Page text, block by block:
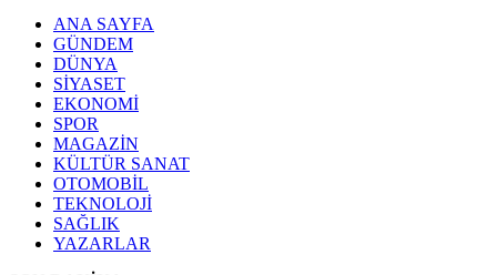
ANA SAYFA
GÜNDEM
DÜNYA
SİYASET
EKONOMİ
SPOR
MAGAZİN
KÜLTÜR SANAT
OTOMOBİL
TEKNOLOJİ
SAĞLIK
YAZARLAR